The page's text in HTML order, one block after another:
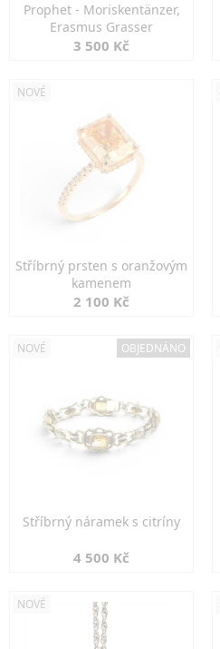
Prophet - Moriskentänzer,
Erasmus Grasser
3 500 Kč
NOVÉ
Stříbrný prsten s oranžovým
kamenem
2 100 Kč
NOVÉ OBJEDNÁNO
Stříbrný náramek s citríny
4 500 Kč
NOVÉ